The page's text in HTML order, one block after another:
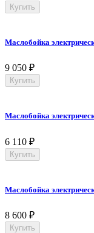
Купить
Маслобойка
9 050 ₽
Купить
Маслобойка
6 110 ₽
Купить
Маслобойка
8 600 ₽
Купить